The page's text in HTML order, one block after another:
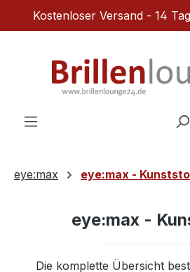
Zum Hauptinhalt springen
Kostenloser Versand - 14
eye:max eye:max -
eye:max -
Die komplette Übersicht